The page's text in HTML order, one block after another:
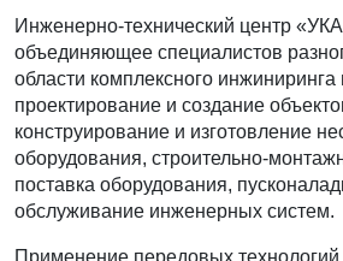
Инженерно-технический центр
объединяющее специалистов
области комплексного
проектирование и создание
конструирование и изготовление
оборудования, строительно-
поставка оборудования,
обслуживание инженерных систем.
Применение передовых технологий